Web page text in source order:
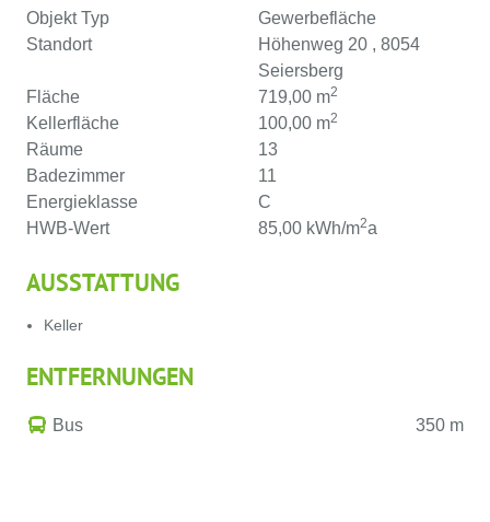
Objekt Typ
Gewerbefläche
Standort
Höhenweg 20 , 8054
Seiersberg
Fläche
719,00 m2
Kellerfläche 100,00 m2
Räume
13
Badezimmer
11
Energieklasse
C
HWB-Wert
85,00 kWh/m2a
AUSSTATTUNG
Keller
ENTFERNUNGEN
Bus 350 m